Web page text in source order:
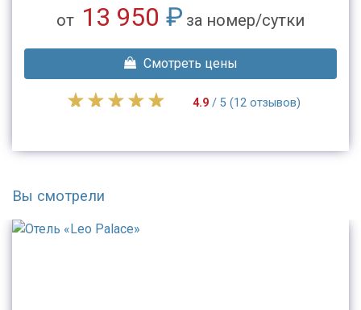
от 13 950 ₽ за номер/сутки
Смотреть цены
4.9/ 5 (12 отзывов)
Вы смотрели